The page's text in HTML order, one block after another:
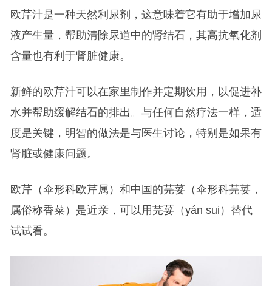
欧芹汁是一种天然利尿剂，这意味着它有助于增加尿
液产生量，帮助清除尿道中的肾结石，其高抗氧化剂
含量也有利于肾脏健康。
新鲜的欧芹汁可以在家里制作并定期饮用，以促进补
水并帮助缓解结石的排出。与任何自然疗法一样，适
度是关键，明智的做法是与医生讨论，特别是如果有
肾脏或健康问题。
欧芹（伞形科欧芹属）和中国的芫荽（伞形科芫荽，
属俗称香菜）是近亲，可以用芫荽（yán sui）替代
试试看。